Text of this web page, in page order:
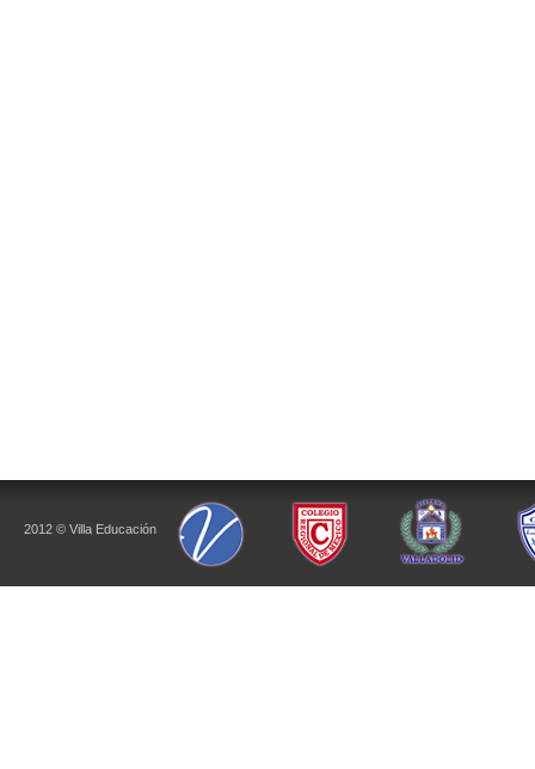
2012 © Villa Educación